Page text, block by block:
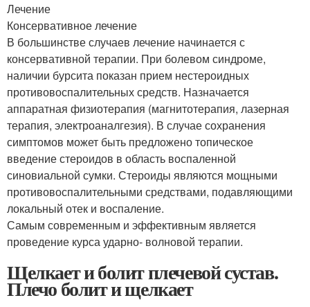
Лечение
Консервативное лечение
В большинстве случаев лечение начинается с
консервативной терапии. При болевом синдроме,
наличии бурсита показан прием нестероидных
противовоспалительных средств. Назначается
аппаратная физиотерапия (магнитотерапия, лазерная
терапия, электроаналгезия). В случае сохранения
симптомов может быть предложено топическое
введение стероидов в область воспаленной
синовиальной сумки. Стероиды являются мощными
противовоспалительными средствами, подавляющими
локальный отек и воспаление.
Самым современным и эффективным является
проведение курса ударно- волновой терапии.
Щелкает и болит плечевой сустав.
Плечо болит и щелкает